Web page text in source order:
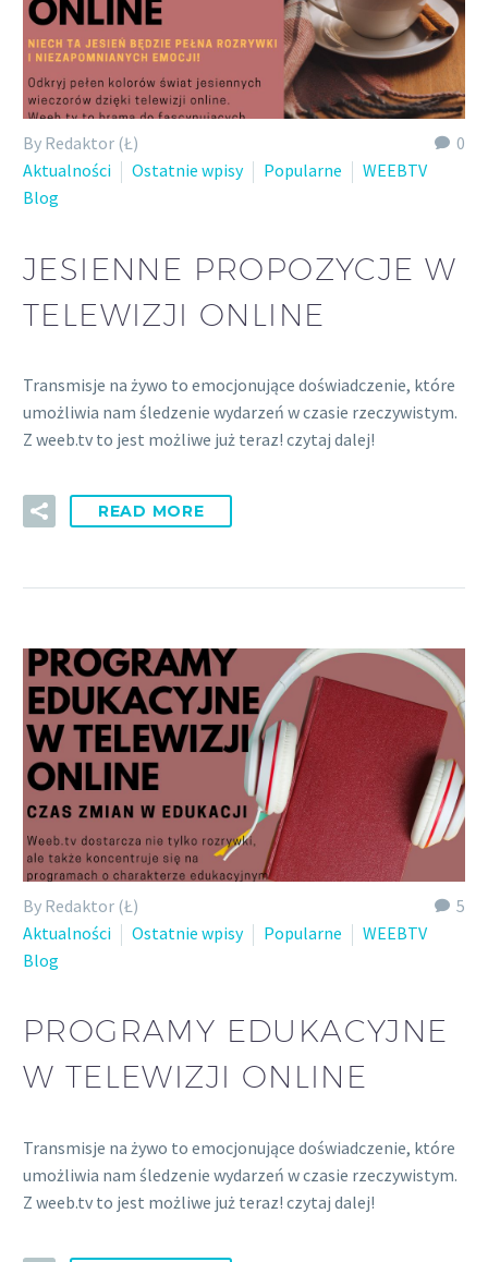
0
By Redaktor (Ł)
Aktualności
Ostatnie wpisy Popularne
WEEBTV
Blog
JESIENNE PROPOZYCJE W
TELEWIZJI ONLINE
Transmisje na żywo to emocjonujące doświadczenie, które
umożliwia nam śledzenie wydarzeń w czasie rzeczywistym.
Z weeb.tv to jest możliwe już teraz! czytaj dalej!
READ MORE
5
By Redaktor (Ł)
Aktualności
Ostatnie wpisy Popularne
WEEBTV
Blog
PROGRAMY EDUKACYJNE
W TELEWIZJI ONLINE
Transmisje na żywo to emocjonujące doświadczenie, które
umożliwia nam śledzenie wydarzeń w czasie rzeczywistym.
Z weeb.tv to jest możliwe już teraz! czytaj dalej!